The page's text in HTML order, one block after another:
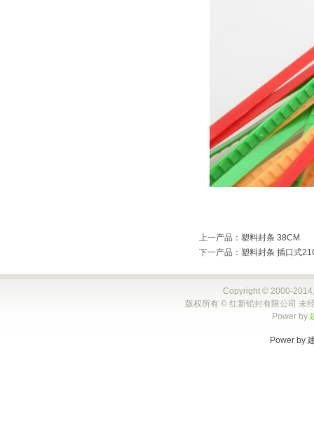
上一产品 ： 塑料封条 38CM
下一产品 ： 塑料封条 插口式
Copyright © 2000-
版权所有 © 红新铅封有限公司 未
Power by
Power by